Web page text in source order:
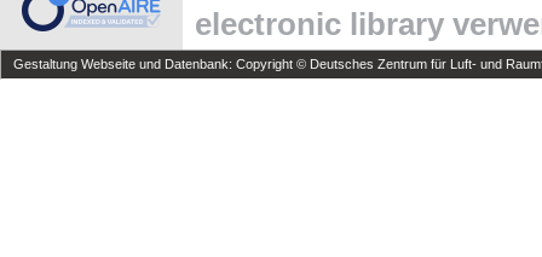
electronic library
Gestaltung Webseite und Datenbank: Copyright © Deutsches Zentrum für Luft- und